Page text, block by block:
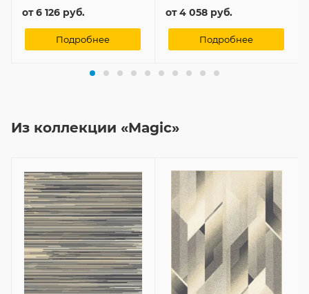
от6 126 руб.
Подробнее
от4 058 руб.
Подробнее
Из коллекции «Magic»